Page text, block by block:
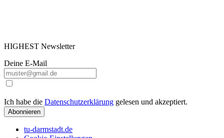
HIGHEST Newsletter
Deine E-Mail
Ich habe die Datenschutzerklärung gelesen und akzeptiert.
Abonnieren
tu-darmstadt.de